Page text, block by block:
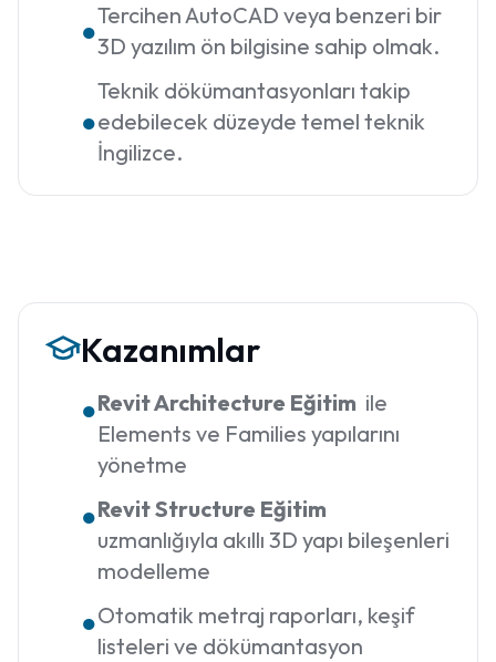
●Tercihen AutoCAD veya benzeri bir
3D yazılım ön bilgisine sahip olmak.
●
Teknik dökümantasyonları takip
edebilecek düzeyde temel teknik
İngilizce.
Kazanımlar
●Revit Architecture Eğitim ile
Elements ve Families yapılarını
yönetme
●Revit Structure Eğitim
uzmanlığıyla akıllı 3D yapı bileşenleri
modelleme
●Otomatik metraj raporları, keşif
listeleri ve dökümantasyon